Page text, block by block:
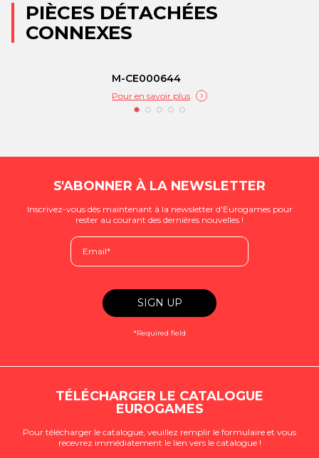
PIÈCES DÉTACHÉES
CONNEXES
M-CE000644
Pour en savoir plus
S'ABONNER À LA NEWSLETTER
Inscrivez-vous dès maintenant à la newsletter d'Eurogames pour
rester au courant des dernières nouvelles !
*Required field
TÉLÉCHARGER LE CATALOGUE
EUROGAMES
Pour télécharger le catalogue, veuillez remplir le formulaire et vous
recevrez immédiatement le lien vers le catalogue !